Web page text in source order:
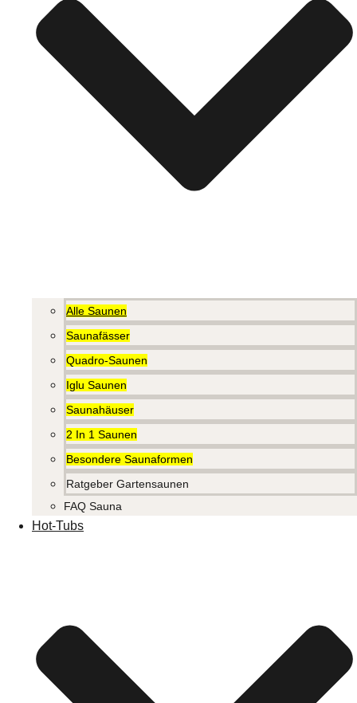
Alle Saunen
Saunafässer
Quadro-Saunen
Iglu Saunen
Saunahäuser
2 In 1 Saunen
Besondere Saunaformen
Ratgeber Gartensaunen
FAQ Sauna
Hot-Tubs